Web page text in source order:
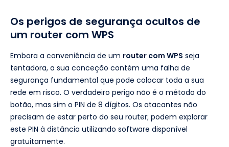
Os perigos de segurança ocultos de
um router com WPS
Embora a conveniência de um router com WPS seja
tentadora, a sua conceção contém uma falha de
segurança fundamental que pode colocar toda a sua
rede em risco. O verdadeiro perigo não é o método do
botão, mas sim o PIN de 8 dígitos. Os atacantes não
precisam de estar perto do seu router; podem explorar
este PIN à distância utilizando software disponível
gratuitamente.